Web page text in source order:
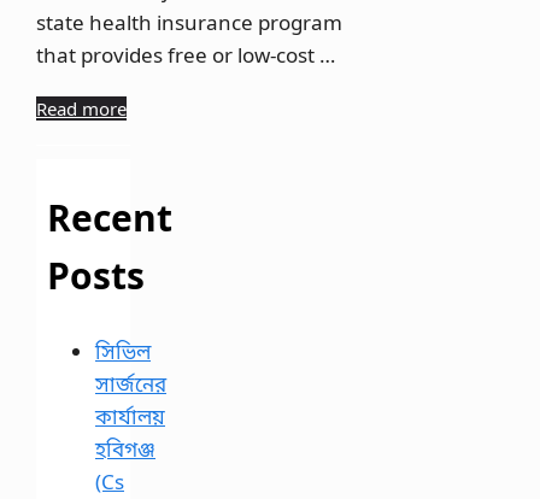
state health insurance program
that provides free or low-cost …
Read more
Recent
Posts
সিভিল
সার্জনের
কার্যালয়
হবিগঞ্জ
(Cs